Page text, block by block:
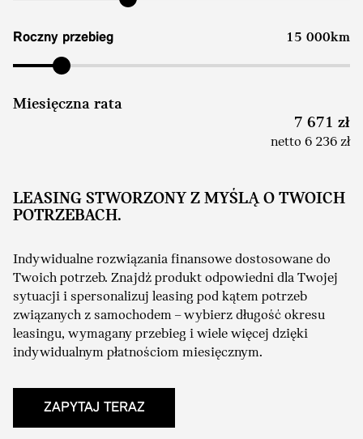
Roczny przebieg 15 000km
Miesięczna rata
7 671 zł
netto 6 236 zł
LEASING STWORZONY Z MYŚLĄ O TWOICH
POTRZEBACH.
Indywidualne rozwiązania finansowe dostosowane do
Twoich potrzeb. Znajdź produkt odpowiedni dla Twojej
sytuacji i spersonalizuj leasing pod kątem potrzeb
związanych z samochodem – wybierz długość okresu
leasingu, wymagany przebieg i wiele więcej dzięki
indywidualnym płatnościom miesięcznym.
ZAPYTAJ TERAZ